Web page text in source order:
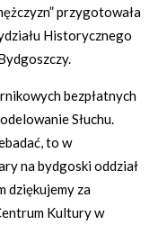
przygotowała
Historycznego
bezpłatnych
Słuchu.
to w
na bydgoski oddział
dziękujemy za
Kultury w